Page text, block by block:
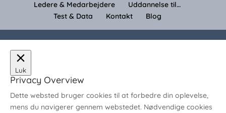
Ledere & Medarbejdere
Uddannelse til…
Test & Data
Kontakt Blog
Luk
Privacy Overview
Dette websted bruger cookies til at forbedre din oplevelse,
mens du navigerer gennem webstedet. Nødvendige cookies